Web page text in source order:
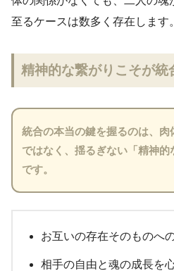
至るケースは数多く存在します。
精神的な繋がりこそが統
統合の本当の鍵を握るのは、肉
ではなく、揺るぎない「精神的
です。
お互いの存在そのものへ
相手の自由と魂の成長を